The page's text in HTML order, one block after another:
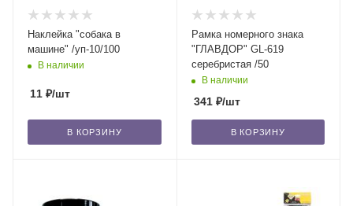
Наклейка "собака в
машине" /уп-10/100
В наличии
11 ₽/шт
В КОРЗИНУ
Рамка номерного знака
"ГЛАВДОР" GL-619
серебристая /50
В наличии
341₽/шт
В КОРЗИНУ